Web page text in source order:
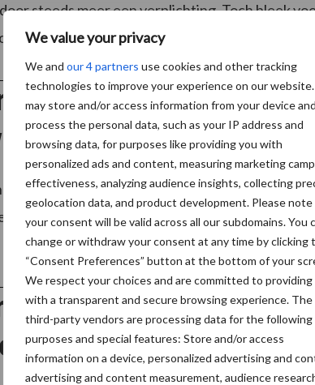
We value your privacy
We and our 4 partners use cookies and other tracking
technologies to improve your experience on our
may store and/or access information from your device and
process the personal data, such as your IP address and
browsing data, for purposes like providing you with
personalized ads and content, measuring marketing
effectiveness, analyzing audience insights, collecting
geolocation data, and product development. Please
your consent will be valid across all our subdomains. You
change or withdraw your consent at any time by clicking
“Consent Preferences” button at the bottom of your
We respect your choices and are committed to providing
with a transparent and secure browsing experience. The
third-party vendors are processing data for the following
purposes and special features: Store and/or access
information on a device, personalized advertising and
advertising and content measurement, audience
steeds meer een verplichting. Toch bleek
het ...Lees meer
rapport
aan sterke sector
presenteerde zijn rapport over het
waar de land- en tuinbouwsector een
kinderopvang